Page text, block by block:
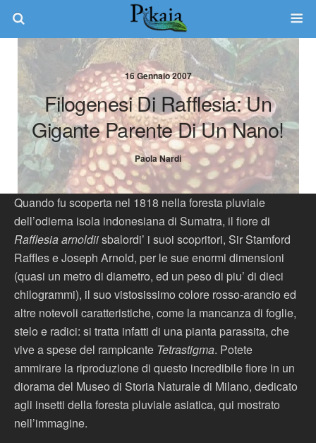
16 Gennaio 2007
Filogenesi Di Rafflesia: Un
Gigante Parente Di Un Nano!
Paola Nardi
Quando fu scoperta nel 1818 nella foresta pluviale
dell’odierna isola indonesiana di Sumatra, il fiore di
Rafflesia arnoldiisbalordi’ i suoi scopritori, Sir Stamford
Raffles e Joseph Arnold, per le sue enormi dimensioni
(quasi un metro di diametro, ed un peso di piu’ di dieci
chilogrammi), il suo vistosissimo colore rosso-arancio ed
altre notevoli caratteristiche, come la mancanza di foglie,
stelo e radici: si tratta infatti di una pianta parassita, che
vive a spese del rampicante Tetrastigma. Potete
ammirare la riproduzione di questo incredibile fiore in un
diorama del Museo di Storia Naturale di Milano, dedicato
agli insetti della foresta pluviale asiatica, qui mostrato
nell’immagine.